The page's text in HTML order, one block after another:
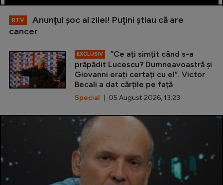
RTV
Anunţul şoc al zilei! Puţini ştiau că are
cancer
EXCLUSIV
”Ce ați simțit când s-a
prăpădit Lucescu? Dumneavoastră și
Giovanni erați certați cu el”. Victor
Becali a dat cărțile pe față
Special | 05 August 2026, 13:23